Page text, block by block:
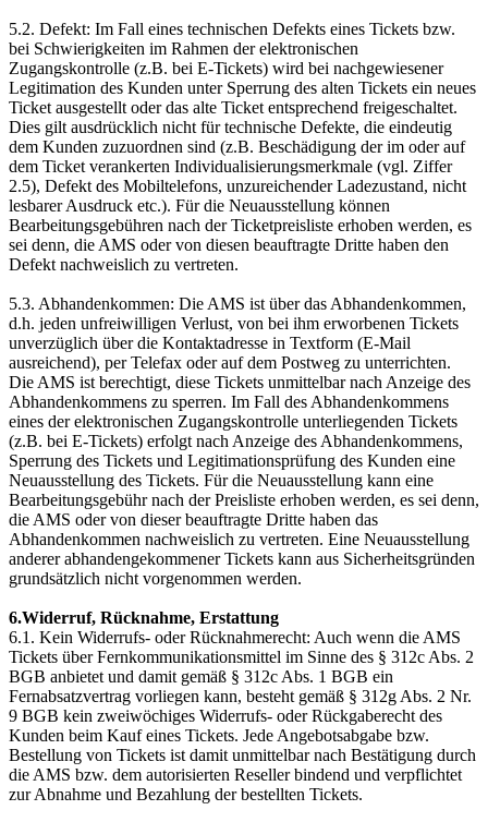
5.2. Defekt: Im Fall eines technischen Defekts eines Tickets bzw.
bei Schwierigkeiten im Rahmen der elektronischen
Zugangskontrolle (z.B. bei E-Tickets) wird bei nachgewiesener
Legitimation des Kunden unter Sperrung des alten Tickets ein neues
Ticket ausgestellt oder das alte Ticket entsprechend freigeschaltet.
Dies gilt ausdrücklich nicht für technische Defekte, die eindeutig
dem Kunden zuzuordnen sind (z.B. Beschädigung der im oder auf
dem Ticket verankerten Individualisierungsmerkmale (vgl. Ziffer
2.5), Defekt des Mobiltelefons, unzureichender Ladezustand, nicht
lesbarer Ausdruck etc.). Für die Neuausstellung können
Bearbeitungsgebühren nach der Ticketpreisliste erhoben werden, es
sei denn, die AMS oder von diesen beauftragte Dritte haben den
Defekt nachweislich zu vertreten.
5.3. Abhandenkommen: Die AMS ist über das Abhandenkommen,
d.h. jeden unfreiwilligen Verlust, von bei ihm erworbenen Tickets
unverzüglich über die Kontaktadresse in Textform (E-Mail
ausreichend), per Telefax oder auf dem Postweg zu unterrichten.
Die AMS ist berechtigt, diese Tickets unmittelbar nach Anzeige des
Abhandenkommens zu sperren. Im Fall des Abhandenkommens
eines der elektronischen Zugangskontrolle unterliegenden Tickets
(z.B. bei E-Tickets) erfolgt nach Anzeige des Abhandenkommens,
Sperrung des Tickets und Legitimationsprüfung des Kunden eine
Neuausstellung des Tickets. Für die Neuausstellung kann eine
Bearbeitungsgebühr nach der Preisliste erhoben werden, es sei denn,
die AMS oder von dieser beauftragte Dritte haben das
Abhandenkommen nachweislich zu vertreten. Eine Neuausstellung
anderer abhandengekommener Tickets kann aus Sicherheitsgründen
grundsätzlich nicht vorgenommen werden.
6.Widerruf, Rücknahme, Erstattung
6.1. Kein Widerrufs- oder Rücknahmerecht: Auch wenn die AMS
Tickets über Fernkommunikationsmittel im Sinne des § 312c Abs. 2
BGB anbietet und damit gemäß § 312c Abs. 1 BGB ein
Fernabsatzvertrag vorliegen kann, besteht gemäß § 312g Abs. 2 Nr.
9 BGB kein zweiwöchiges Widerrufs- oder Rückgaberecht des
Kunden beim Kauf eines Tickets. Jede Angebotsabgabe bzw.
Bestellung von Tickets ist damit unmittelbar nach Bestätigung durch
die AMS bzw. dem autorisierten Reseller bindend und verpflichtet
zur Abnahme und Bezahlung der bestellten Tickets.